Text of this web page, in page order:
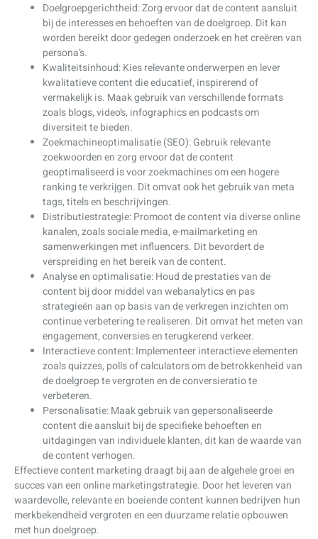
Doelgroepgerichtheid: Zorg ervoor dat de content aansluit
bij de interesses en behoeften van de doelgroep. Dit kan
worden bereikt door gedegen onderzoek en het creëren van
persona’s.
Kwaliteitsinhoud: Kies relevante onderwerpen en lever
kwalitatieve content die educatief, inspirerend of
vermakelijk is. Maak gebruik van verschillende formats
zoals blogs, video’s, infographics en podcasts om
diversiteit te bieden.
Zoekmachineoptimalisatie (SEO): Gebruik relevante
zoekwoorden en zorg ervoor dat de content
geoptimaliseerd is voor zoekmachines om een hogere
ranking te verkrijgen. Dit omvat ook het gebruik van meta
tags, titels en beschrijvingen.
Distributiestrategie: Promoot de content via diverse online
kanalen, zoals sociale media, e-mailmarketing en
samenwerkingen met influencers. Dit bevordert de
verspreiding en het bereik van de content.
Analyse en optimalisatie: Houd de prestaties van de
content bij door middel van webanalytics en pas
strategieën aan op basis van de verkregen inzichten om
continue verbetering te realiseren. Dit omvat het meten van
engagement, conversies en terugkerend verkeer.
Interactieve content: Implementeer interactieve elementen
zoals quizzes, polls of calculators om de betrokkenheid van
de doelgroep te vergroten en de conversieratio te
verbeteren.
Personalisatie: Maak gebruik van gepersonaliseerde
content die aansluit bij de specifieke behoeften en
uitdagingen van individuele klanten, dit kan de waarde van
de content verhogen.
Effectieve content marketing draagt bij aan de algehele groei en
succes van een online marketingstrategie. Door het leveren van
waardevolle, relevante en boeiende content kunnen bedrijven hun
merkbekendheid vergroten en een duurzame relatie opbouwen
met hun doelgroep.